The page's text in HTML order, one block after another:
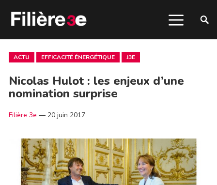
ACTU EFFICACITÉ ÉNERGÉTIQUE J3E
Nicolas Hulot : les enjeux d’une
nomination surprise
Filière 3e — 20 juin 2017